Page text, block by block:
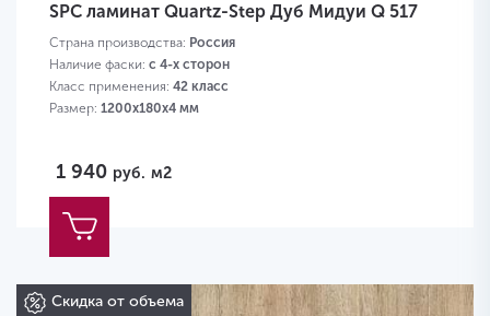
SPC ламинат Quartz-Step Дуб Мидуи Q 517
Страна производства: Россия
Наличие фаски: с 4-х сторон
Класс применения: 42 класс
Размер: 1200х180х4 мм
1 940 руб. м2
Скидка от объема